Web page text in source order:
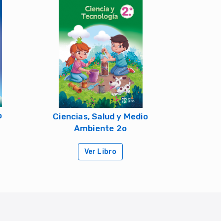
Ciencias, Salud y Medio
Ambiente 2o
Ver Libro